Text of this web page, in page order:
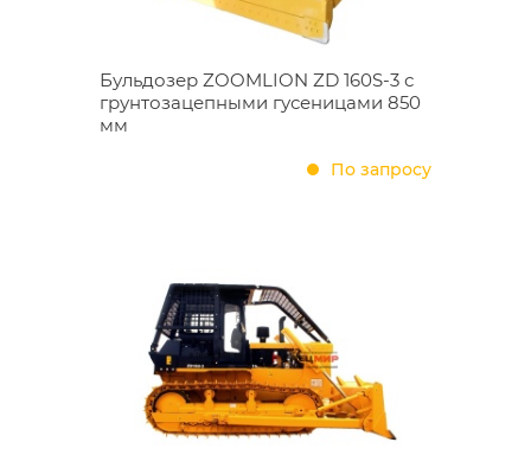
Бульдозер ZOOMLION ZD 160S-3 с
грунтозацепными гусеницами 850
мм
По запросу